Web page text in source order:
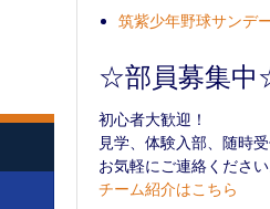
筑紫少年野球サンデ
☆部員募集
初心者大歓迎！
見学、体験入部、随時受
お気軽にご連絡ください
チーム紹介はこちら